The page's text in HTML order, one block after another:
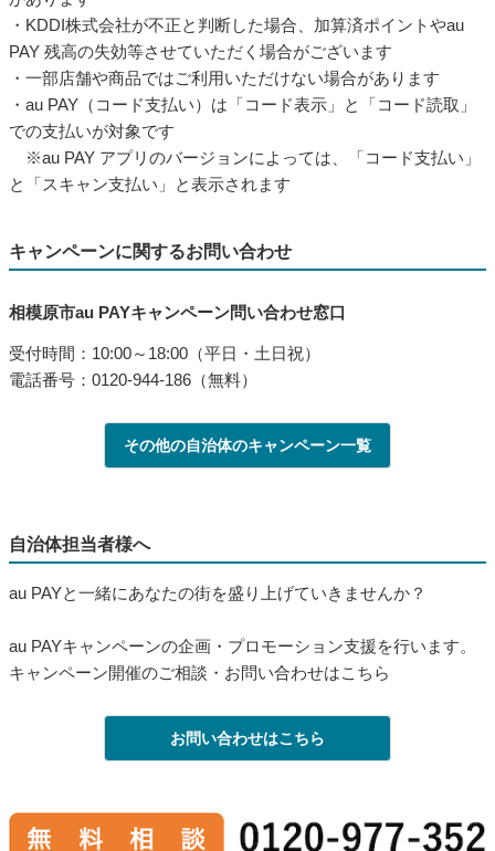
・KDDI株式会社が不正と判断した場合、加算済ポイントやau
PAY 残高の失効等させていただく場合がございます
・一部店舗や商品ではご利用いただけない場合があります
・au PAY（コード支払い）は「コード表示」と「コード読取」
での支払いが対象です
※au PAY アプリのバージョンによっては、「コード支払い」
と「スキャン支払い」と表示されます
キャンペーンに関するお問い合わせ
相模原市au PAYキャンペーン問い合わせ窓口
受付時間：10:00～18:00（平日・土日祝）
電話番号：0120-944-186（無料）
その他の自治体のキャンペーン一覧
自治体担当者様へ
au PAYと一緒にあなたの街を盛り上げていきませんか？
au PAYキャンペーンの企画・プロモーション支援を行います。
キャンペーン開催のご相談・お問い合わせはこちら
お問い合わせはこちら